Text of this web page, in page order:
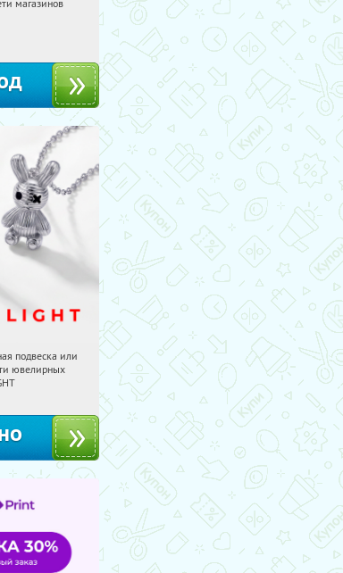
Получи первым!
магазинов
Получили:
подвеска или
ювелирных